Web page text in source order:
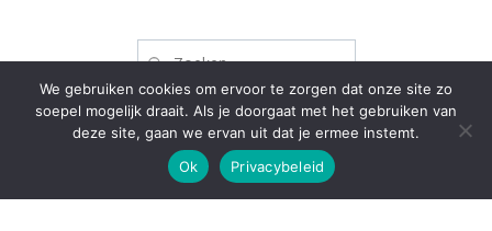
van 't Goor Hypotheken & Verzekeringen
Copyright © 2026 van 't Goor Hypotheken & Verzekeringen.
We gebruiken cookies om ervoor te zorgen dat onze site zo
soepel mogelijk draait. Als je doorgaat met het gebruiken van
deze site, gaan we ervan uit dat je ermee instemt.
Ok
Privacybeleid